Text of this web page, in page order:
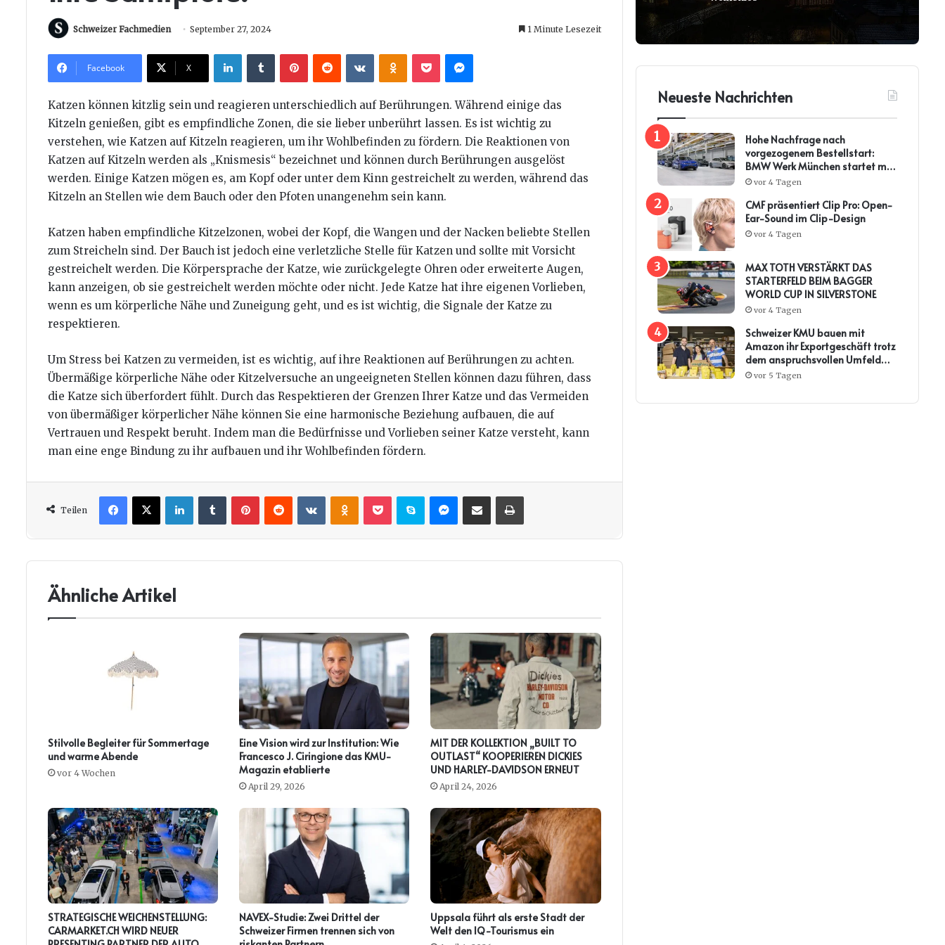
Schweizer Fachmedien September 27, 2024 1 Minute Lesezeit
Facebook X
LinkedInTumblrPinterestRedditVKontakteOdnoklassniki
PocketMessenger
Katzen können kitzlig sein und reagieren unterschiedlich auf Berührungen. Während einige das
Kitzeln genießen, gibt es empfindliche Zonen, die sie lieber unberührt lassen. Es ist wichtig zu
verstehen, wie Katzen auf Kitzeln reagieren, um ihr Wohlbefinden zu fördern. Die Reaktionen von
Katzen auf Kitzeln werden als „Knismesis“ bezeichnet und können durch Berührungen ausgelöst
werden. Einige Katzen mögen es, am Kopf oder unter dem Kinn gestreichelt zu werden, während das
Kitzeln an Stellen wie dem Bauch oder den Pfoten unangenehm sein kann.
Katzen haben empfindliche Kitzelzonen, wobei der Kopf, die Wangen und der Nacken beliebte Stellen
zum Streicheln sind. Der Bauch ist jedoch eine verletzliche Stelle für Katzen und sollte mit Vorsicht
gestreichelt werden. Die Körpersprache der Katze, wie zurückgelegte Ohren oder erweiterte Augen,
kann anzeigen, ob sie gestreichelt werden möchte oder nicht. Jede Katze hat ihre eigenen Vorlieben,
wenn es um körperliche Nähe und Zuneigung geht, und es ist wichtig, die Signale der Katze zu
respektieren.
Um Stress bei Katzen zu vermeiden, ist es wichtig, auf ihre Reaktionen auf Berührungen zu achten.
Übermäßige körperliche Nähe oder Kitzelversuche an ungeeigneten Stellen können dazu führen, dass
die Katze sich überfordert fühlt. Durch das Respektieren der Grenzen Ihrer Katze und das Vermeiden
von übermäßiger körperlicher Nähe können Sie eine harmonische Beziehung aufbauen, die auf
Vertrauen und Respekt beruht. Indem man die Bedürfnisse und Vorlieben seiner Katze versteht, kann
man eine enge Bindung zu ihr aufbauen und ihr Wohlbefinden fördern.
Teilen
Facebook
X LinkedInTumblrPinterestRedditVKontakteOdnoklassniki
PocketSkype Messenger
Teile per E-Mail Drucken
Ähnliche Artikel
Stilvolle Begleiter für Sommertage
und warme Abende
vor 4 Wochen
Eine Vision wird zur Institution: Wie
Francesco J. Ciringione das KMU-
Magazin etablierte
April 29, 2026
MIT DER KOLLEKTION „BUILT TO
OUTLAST“ KOOPERIEREN DICKIES
UND HARLEY-DAVIDSON ERNEUT
April 24, 2026
STRATEGISCHE WEICHENSTELLUNG:
CARMARKET.CH WIRD NEUER
NAVEX-Studie: Zwei Drittel der
Schweizer Firmen trennen sich von
Uppsala führt als erste Stadt der
Welt den IQ-Tourismus ein
Neueste Nachrichten
Hohe Nachfrage nach
vorgezogenem Bestellstart:
BMW Werk München startet mit
steiler Anlaufkurve die
vor 4 Tagen
CMF präsentiert Clip Pro: Open-
Ear-Sound im Clip-Design
vor 4 Tagen
MAX TOTH VERSTÄRKT DAS
STARTERFELD BEIM BAGGER
WORLD CUP IN SILVERSTONE
vor 4 Tagen
Schweizer KMU bauen mit
Amazon ihr Exportgeschäft trotz
dem anspruchsvollen Umfeld
weiter aus
vor 5 Tagen